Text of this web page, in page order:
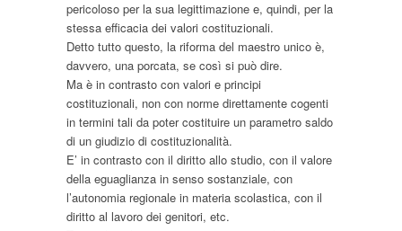
pericoloso per la sua legittimazione e, quindi, per la
stessa efficacia dei valori costituzionali.
Detto tutto questo, la riforma del maestro unico è,
davvero, una porcata, se così si può dire.
Ma è in contrasto con valori e principi
costituzionali, non con norme direttamente cogenti
in termini tali da poter costituire un parametro saldo
di un giudizio di costituzionalità.
E’ in contrasto con il diritto allo studio, con il valore
della eguaglianza in senso sostanziale, con
l’autonomia regionale in materia scolastica, con il
diritto al lavoro dei genitori, etc.